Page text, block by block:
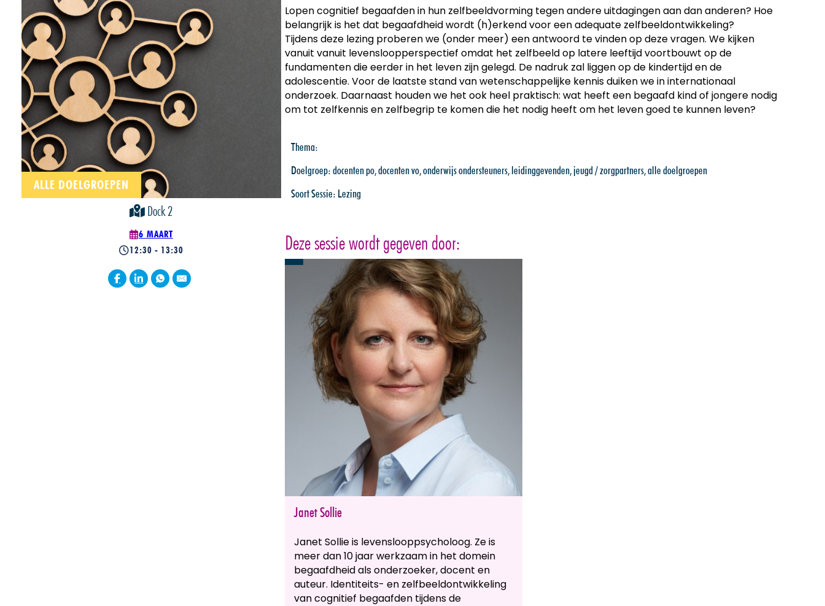
ALLE DOELGROEPEN
Dock 2
6 MAART
12:30 - 13:30
Lopen cognitief begaafden in hun zelfbeeldvorming tegen andere uitdagingen aan dan anderen? Hoe
belangrijk is het dat begaafdheid wordt (h)erkend voor een adequate zelfbeeldontwikkeling?
Tijdens deze lezing proberen we (onder meer) een antwoord te vinden op deze vragen. We kijken
vanuit vanuit levensloopperspectief omdat het zelfbeeld op latere leeftijd voortbouwt op de
fundamenten die eerder in het leven zijn gelegd. De nadruk zal liggen op de kindertijd en de
adolescentie. Voor de laatste stand van wetenschappelijke kennis duiken we in internationaal
onderzoek. Daarnaast houden we het ook heel praktisch: wat heeft een begaafd kind of jongere nodig
om tot zelfkennis en zelfbegrip te komen die het nodig heeft om het leven goed te kunnen leven?
Thema:
Doelgroep:docenten po,docenten vo,onderwijs ondersteuners,leidinggevenden,jeugd / zorgpartners,alle doelgroepen
Soort Sessie: Lezing
Deze sessie wordt gegeven door:
Janet Sollie
Janet Sollie is levenslooppsycholoog. Ze is
meer dan 10 jaar werkzaam in het domein
begaafdheid als onderzoeker, docent en
auteur. Identiteits- en zelfbeeldontwikkeling
van cognitief begaafden tijdens de